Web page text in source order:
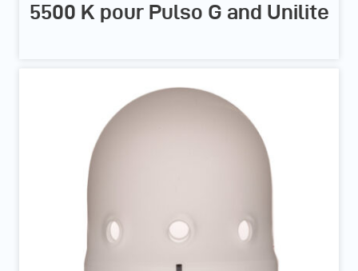
5500 K pour Pulso G and Unilite